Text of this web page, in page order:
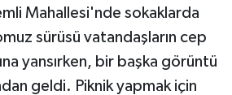
Mahallesi'nde sokaklarda
sürüsü vatandaşların cep
yansırken, bir başka görüntü
geldi. Piknik yapmak için